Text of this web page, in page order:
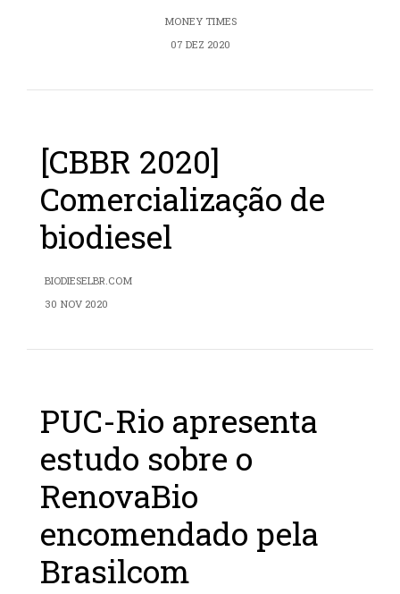
MONEY TIMES
07 DEZ 2020
[CBBR 2020]
Comercialização de
biodiesel
BIODIESELBR.COM
30 NOV 2020
PUC-Rio apresenta
estudo sobre o
RenovaBio
encomendado pela
Brasilcom